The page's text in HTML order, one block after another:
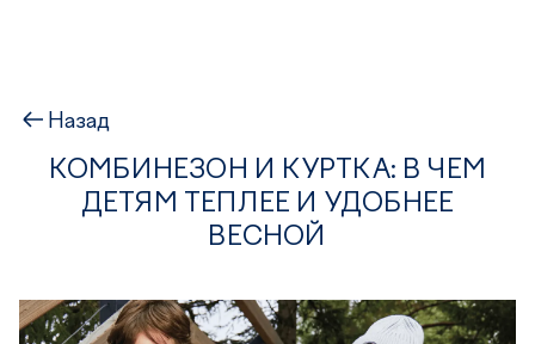
Назад
КОМБИНЕЗОН И КУРТКА: В ЧЕМ
ДЕТЯМ ТЕПЛЕЕ И УДОБНЕЕ
ВЕСНОЙ